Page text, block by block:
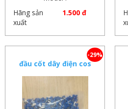
Hãng sản
xuất
1.500 đ
đầu cốt dây điện cos
-29%